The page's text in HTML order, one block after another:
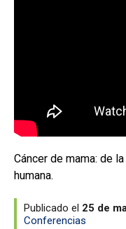
Cáncer de mama: de
humana.
Publicado el 25 de
Conferencias